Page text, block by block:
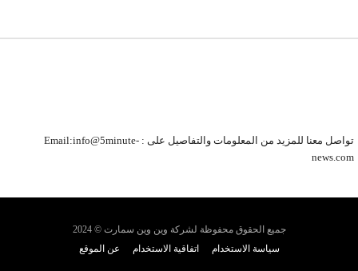
تواصل معنا للمزيد من المعلومات والتفاصيل على : Email:info@5minute-
news.com
جميع الحقوق محفوظة لشركة وين وين سمارت © 2024
سياسة الاستخدام
اتفاقية الاستخدام عن الموقع